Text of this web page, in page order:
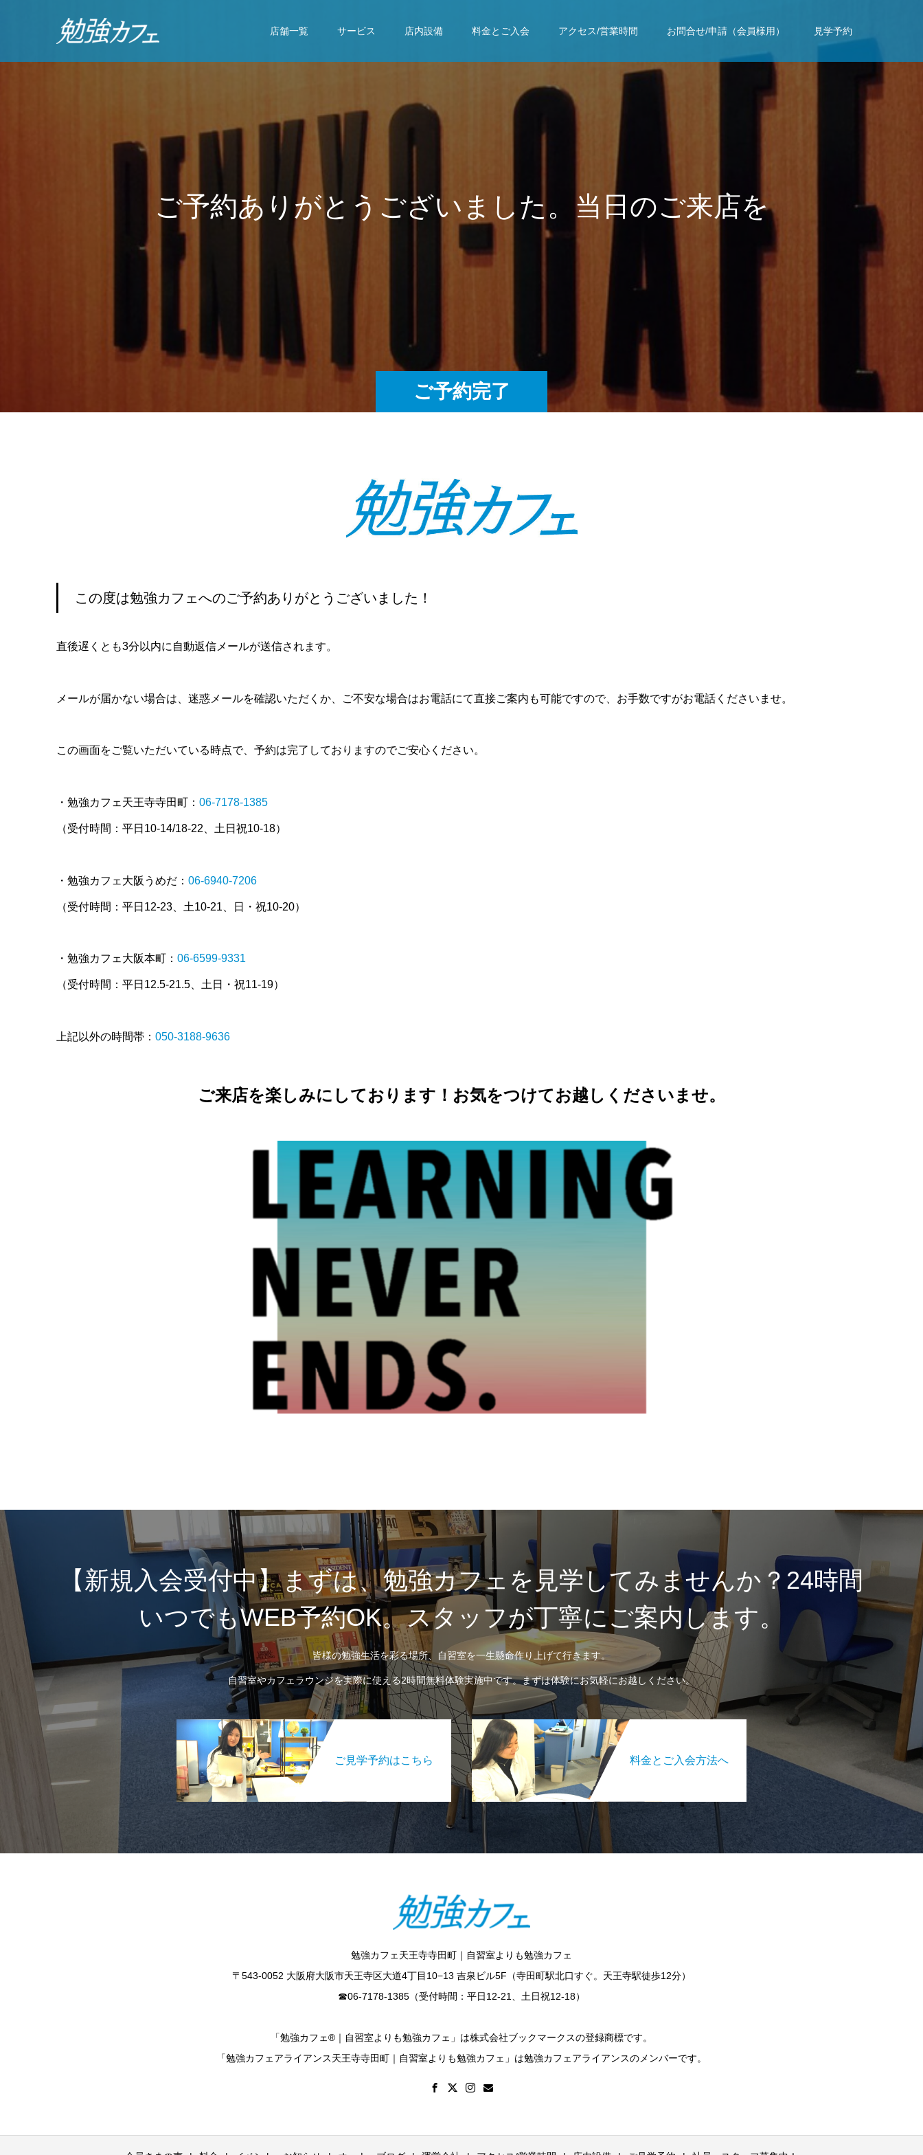
店舗一覧 サービス 店内設備 料金とご入会 アクセス/営業時間 お問合せ/申請（会員様用） 見学予約
ご予約完了
り が と う ござ い し 。 当 日 ご 来 を お 待 ち
ります
この度は勉強カフェへのご予約ありがとうございました！
直後遅くとも3分以内に自動返信メールが送信されます。
メールが届かない場合は、迷惑メールを確認いただくか、ご不安な場合はお電話にて直接ご案内も可能ですので、お手数ですがお電話くださいませ。
この画面をご覧いただいている時点で、予約は完了しておりますのでご安心ください。
・勉強カフェ天王寺寺田町： 06-7178-1385
（受付時間：平日10-14/18-22、土日祝10-18）
・勉強カフェ大阪うめだ： 06-6940-7206
（受付時間：平日12-23、土10-21、日・祝10-20）
・勉強カフェ大阪本町： 06-6599-9331
（受付時間：平日12.5-21.5、土日・祝11-19）
上記以外の時間帯： 050-3188-9636
ご来店を楽しみにしております！お気をつけてお越しくださいませ。
【新規入会受付中】まずは、勉強カフェを見学してみませんか？24時間
いつでもWEB予約OK。スタッフが丁寧にご案内します。
皆様の勉強生活を彩る場所、自習室を一生懸命作り上げて行きます。
自習室やカフェラウンジを実際に使える2時間無料体験実施中です。まずは体験にお気軽にお越しください。
ご見学予約はこちら 料金とご入会方法へ
勉強カフェ天王寺寺田町｜自習室よりも勉強カフェ
〒543-0052 大阪府大阪市天王寺区大道4丁目10−13 吉泉ビル5F（寺田町駅北口すぐ。天王寺駅徒歩12分）
☎︎06-7178-1385（受付時間：平日12-21、土日祝12-18）
「勉強カフェ®｜自習室よりも勉強カフェ」は株式会社ブックマークスの登録商標です。
「勉強カフェアライアンス天王寺寺田町｜自習室よりも勉強カフェ」は勉強カフェアライアンスのメンバーです。